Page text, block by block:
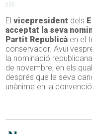
205
Elvicepresident dels
acceptat la seva
Partit Republicà en el
conservador. Avui
la nominació
de novembre, en els
després que la seva
unànime en la